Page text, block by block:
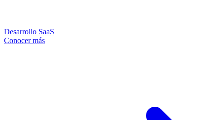
Desarrollo SaaS
Conocer más